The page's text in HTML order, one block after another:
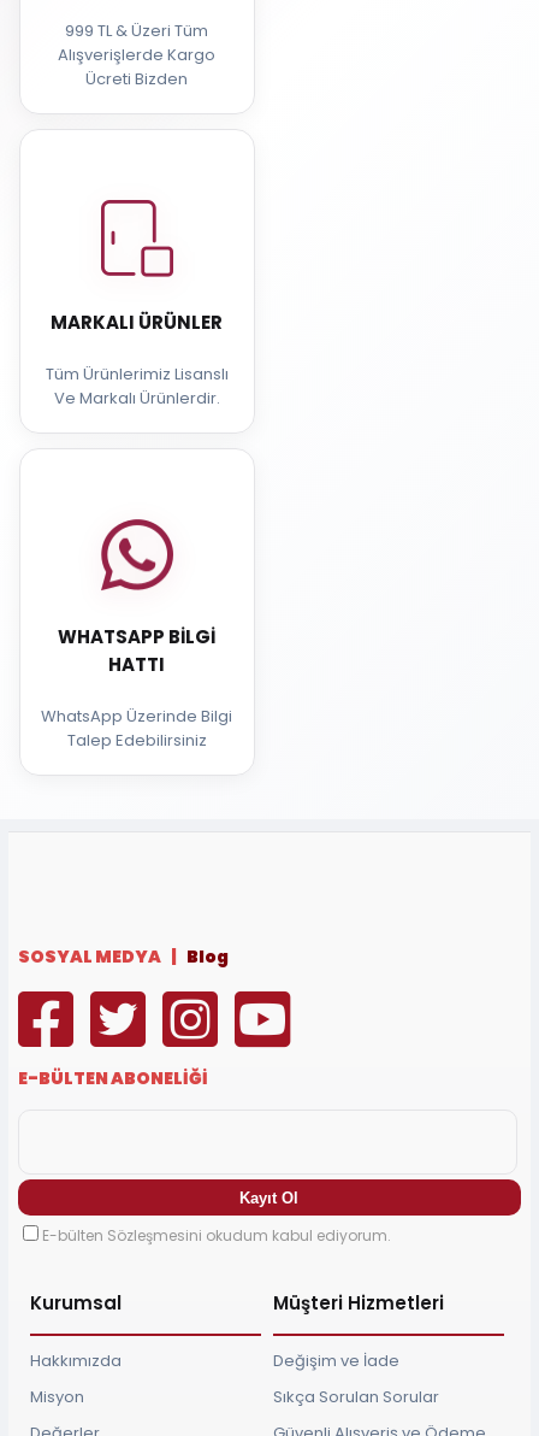
999 TL & Üzeri Tüm
Alışverişlerde Kargo
Ücreti Bizden
MARKALI ÜRÜNLER
Tüm Ürünlerimiz Lisanslı
Ve Markalı Ürünlerdir.
WHATSAPP BILGI
HATTI
WhatsApp Üzerinde Bilgi
Talep Edebilirsiniz
SOSYAL MEDYA | Blog
E-BÜLTEN ABONELİĞİ
E-bülten Sözleşmesini okudum kabul ediyorum.
Kurumsal
Hakkımızda
Misyon
Müşteri Hizmetleri
Değişim ve İade
Sıkça Sorulan Sorular